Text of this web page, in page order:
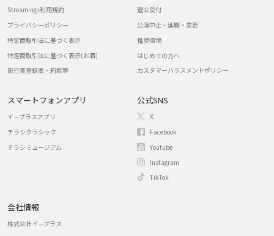
Streaming+利用規約
プライバシーポリシー
特定商取引法に基づく表示
特定商取引法に基づく表示(お酒)
旅行業登録表・約款等
退会受付
公演中止・延期・変更
推奨環境
はじめての方へ
カスタマーハラスメントポリシー
スマートフォンアプリ
イープラスアプリ
チラシクラシック
チラシミュージアム
公式SNS
X
Facebook
Youtube
Instagram
TikTok
会社情報
株式会社イープラス